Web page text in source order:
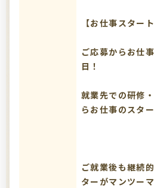
【お仕事スタート
ご応募からお仕
日！
就業先での研修
らお仕事のスタ
ご就業後も継続
ターがマンツー